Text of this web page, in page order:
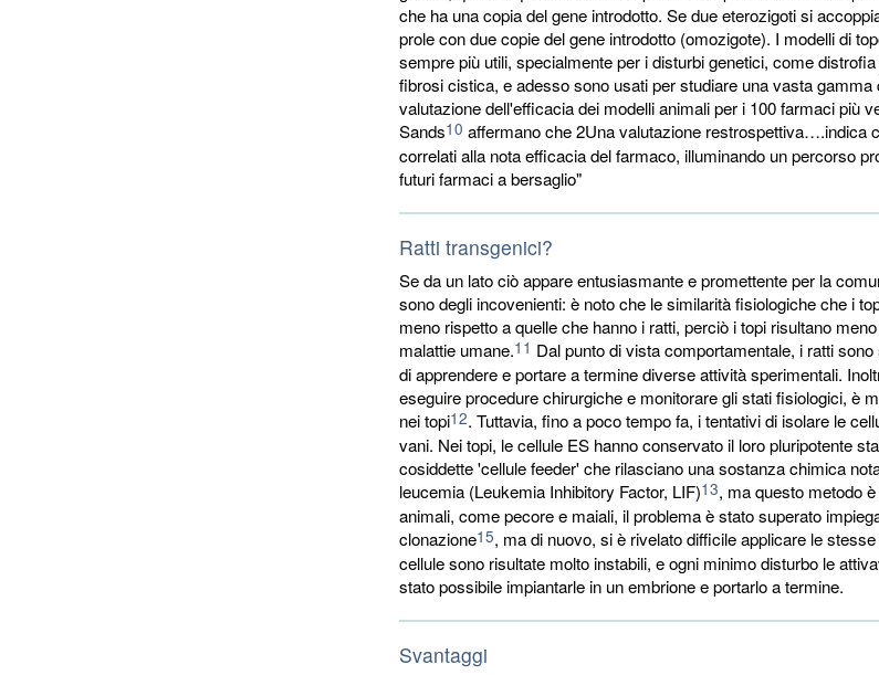
che ha una copia del gene introdotto. Se due eterozigoti si
prole con due copie del gene introdotto (omozigote). I modelli di
sempre più utili, specialmente per i disturbi genetici, come
fibrosi cistica, e adesso sono usati per studiare una vasta gamma
valutazione dell'efficacia dei modelli animali per i 100 farmaci più
Sands10 affermano che 2Una valutazione restrospettiva….indica
correlati alla nota efficacia del farmaco, illuminando un percorso
futuri farmaci a bersaglio"
Ratti transgenici?
Se da un lato ciò appare entusiasmante e promettente per la
sono degli incovenienti: è noto che le similarità fisiologiche che i
meno rispetto a quelle che hanno i ratti, perciò i topi risultano
malattie umane.11 Dal punto di vista comportamentale, i ratti
di apprendere e portare a termine diverse attività sperimentali.
eseguire procedure chirurgiche e monitorare gli stati fisiologici, è
nei topi12. Tuttavia, fino a poco tempo fa, i tentativi di isolare le
vani. Nei topi, le cellule ES hanno conservato il loro pluripotente
cosiddette 'cellule feeder' che rilasciano una sostanza chimica
leucemia (Leukemia Inhibitory Factor, LIF)13, ma questo metodo
animali, come pecore e maiali, il problema è stato superato
clonazione15, ma di nuovo, si è rivelato difficile applicare le
cellule sono risultate molto instabili, e ogni minimo disturbo le
stato possibile impiantarle in un embrione e portarlo a termine.
Svantaggi